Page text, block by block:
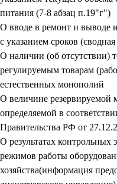
питания (7-8 абзац п.19"г")
О вводе в ремонт и выводе
с указанием сроков
О наличии (об отсутствии)
регулируемым товарам
естественных монополий
О величине резервируемой
определяемой в
Правительства РФ от
О результатах контрольных
режимов работы
хозяйства(информация